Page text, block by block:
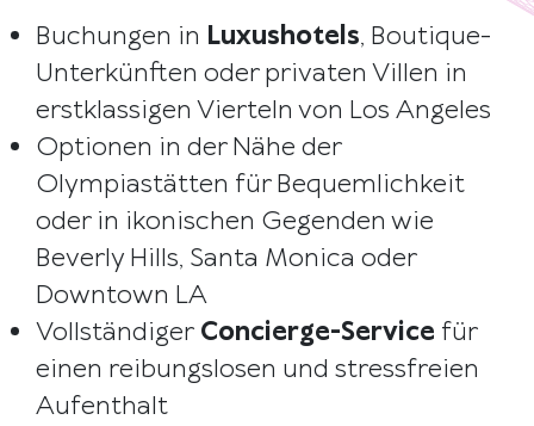
Buchungen in Luxushotels, Boutique-
Unterkünften oder privaten Villen in
erstklassigen Vierteln von Los Angeles
Optionen in der Nähe der
Olympiastätten für Bequemlichkeit
oder in ikonischen Gegenden wie
Beverly Hills, Santa Monica oder
Downtown LA
Vollständiger Concierge-Service für
einen reibungslosen und stressfreien
Aufenthalt